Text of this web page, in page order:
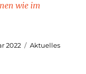
wie im
2022 Kategorien
Aktuelles